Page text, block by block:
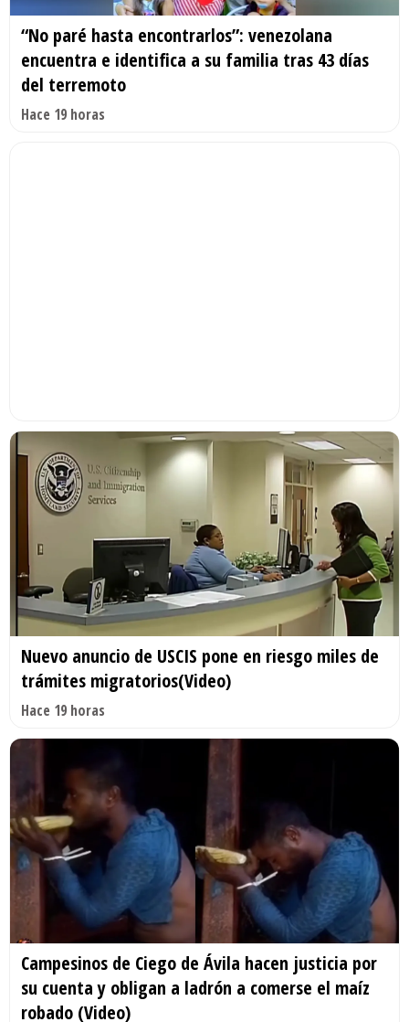
“No paré hasta encontrarlos”: venezolana
encuentra e identifica a su familia tras 43 días
del terremoto
Hace 19 horas
Nuevo anuncio de USCIS pone en riesgo miles de
trámites migratorios(Video)
Hace 19 horas
Campesinos de Ciego de Ávila hacen justicia por
su cuenta y obligan a ladrón a comerse el maíz
robado (Video)